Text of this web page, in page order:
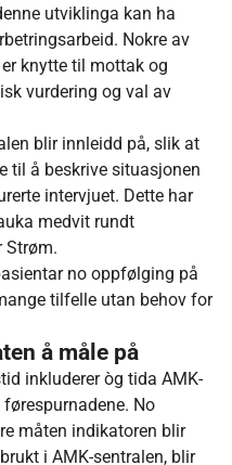
utviklinga kan ha
Nokre av
knytte til mottak og
vurdering og val av
blir innleidd på, slik at
til å beskrive situasjonen
intervjuet. Dette har
medvit rundt
Strøm.
no oppfølging på
tilfelle utan behov for
å måle på
inkluderer òg tida AMK-
No
måten indikatoren blir
i AMK-sentralen, blir